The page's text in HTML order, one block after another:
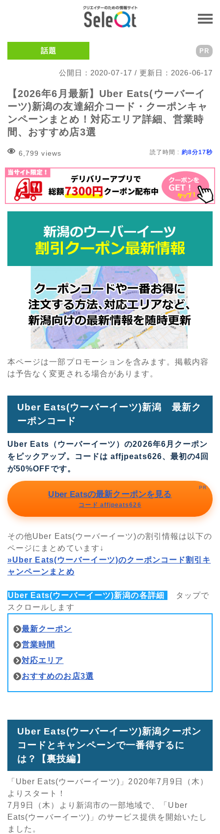
話題
公開日：2020-07-17 / 更新日：2026-06-17
PR
【2026年6月最新】Uber Eats(ウーバーイ
ーツ)新潟の友達紹介コード・クーポンキャ
ンペーンまとめ！対応エリア詳細、営業時
間、おすすめ店3選
6,799 views 読了時間 : 約8分17秒
本ページは一部プロモーションを含みます。掲載内容
は予告なく変更される場合があります。
Uber Eats(ウーバーイーツ)新潟 最新ク
ーポンコード
Uber Eats（ウーバーイーツ）の2026年6月クーポン
をピックアップ。コードは affjpeats626、最初の4回
が50%OFFです。
Uber Eatsの最新クーポンを見る
コード affjpeats626
PR
その他Uber Eats(ウーバーイーツ)の割引情報は以下の
ページにまとめています↓
»Uber Eats(ウーバーイーツ)のクーポンコード割引キ
ャンペーンまとめ
Uber Eats(ウーバーイーツ)新潟の各詳細
タップで
スクロールします
最新クーポン
営業時間
対応エリア
おすすめのお店3選
Uber Eats(ウーバーイーツ)新潟クーポン
コードとキャンペーンで一番得するに
は？【裏技編】
「Uber Eats(ウーバーイーツ)」2020年7月9日（木）
よりスタート！
7月9日（木）より新潟市の一部地域で、「Uber
Eats(ウーバーイーツ)」のサービス提供を開始いたし
ました。